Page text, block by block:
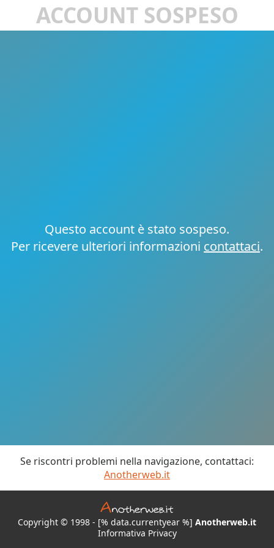
ACCOUNT SOSPESO
Questo account è stato sospeso.
Per ricevere ulteriori informazioni contattaci.
Se riscontri problemi nella navigazione, contattaci:
Anotherweb.it
Copyright © 1998 - [% data.currentyear %] Anotherweb.it
Informativa Privacy